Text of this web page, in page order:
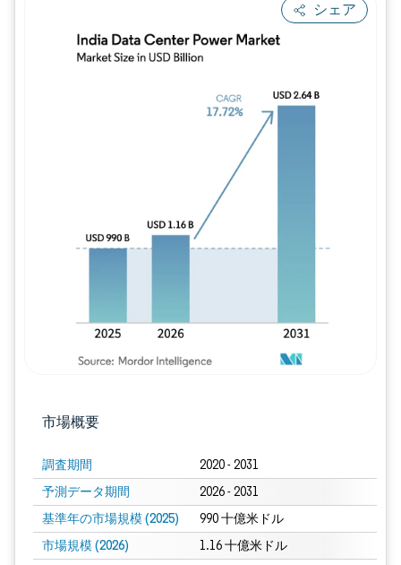
シェア
市場概要
調査期間 2020 - 2031
予測データ期間 2026 - 2031
基準年の市場規模 (2025) 990 十億米ドル
市場規模 (2026) 1.16 十億米ドル
画像 © Mordor Intelligence。再利用には